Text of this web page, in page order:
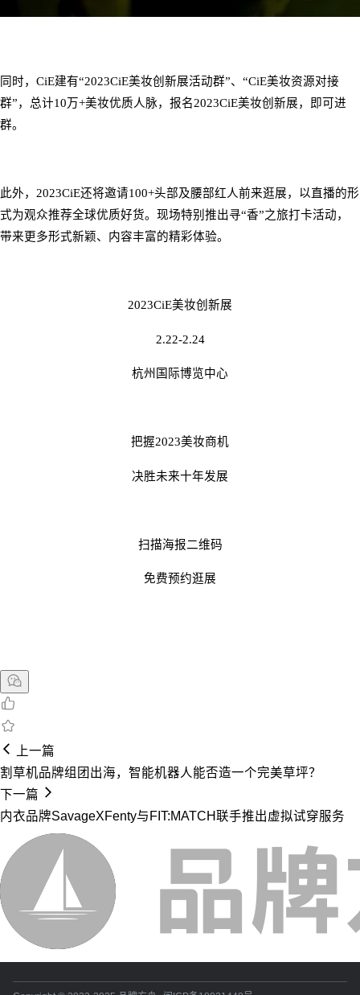
同时， CiE建有“2023CiE美妆创新展活动群”、 “CiE美妆资源对接
群”，总计10 万+美妆优质人脉，报名2023CiE美妆创新展，即可进
群。
此外， 2023CiE还将邀请100+头部及腰部红人前来逛展，以直播的形
式为观众推荐全球优质好货。现场特别推出寻“香”之旅打卡活动，
带来更多形式新颖、内容丰富的精彩体验。
2023CiE美妆创新展
2.22-2.24
杭州国际博览中心
把握2023美妆商机
决胜未来十年发展
扫描海报二维码
免费预约逛展
上一篇
割草机品牌组团出海，智能机器人能否造一个完美草坪？
下一篇
内衣品牌SavageXFenty与FIT:MATCH联手推出虚拟试穿服务